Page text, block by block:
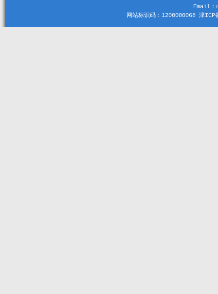
Email
网站标识码：1200000068 津